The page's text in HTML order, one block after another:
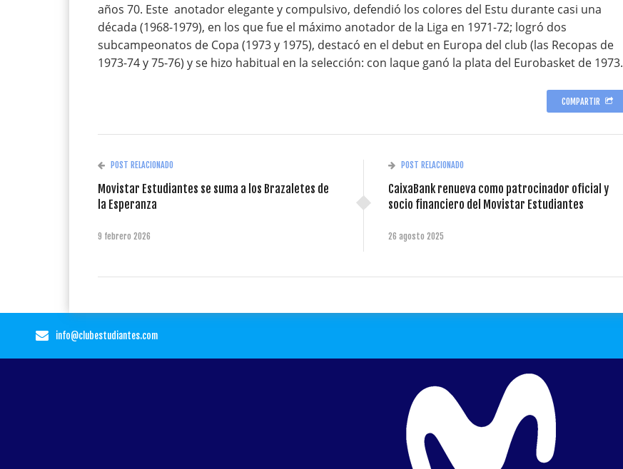
años 70. Este anotador elegante y compulsivo, defendió los colores del Estu durante casi una
década (1968-1979), en los que fue el máximo anotador de la Liga en 1971-72; logró dos
subcampeonatos de Copa (1973 y 1975), destacó en el debut en Europa del club (las Recopas de
1973-74 y 75-76) y se hizo habitual en la selección: con laque ganó la plata del Eurobasket de 1973.
COMPARTIR
POST RELACIONADO
Movistar Estudiantes se suma a los Brazaletes de
la Esperanza
9 febrero 2026
POST RELACIONADO
CaixaBank renueva como patrocinador oficial y
socio financiero del Movistar Estudiantes
26 agosto 2025
info@clubestudiantes.com